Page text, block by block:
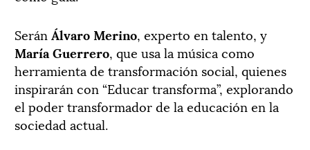
Serán Álvaro Merino, experto en talento, y
María Guerrero, que usa la música como
herramienta de transformación social, quienes
inspirarán con “Educar transforma”, explorando
el poder transformador de la educación en la
sociedad actual.